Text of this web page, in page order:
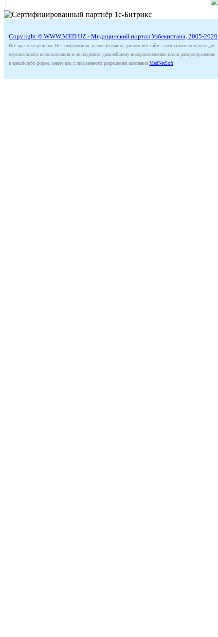
Copyright © WWW.MED.UZ - Медицинский портал Узбекистана, 2005-2026
Все права защищены. Вся информация, размещённая на данном веб-сайте, предназначена только для
персонального использования и не подлежит дальнейшему воспроизведению и/или распространению
в какой-либо форме, иначе как с письменного разрешения компании MedNetSoft